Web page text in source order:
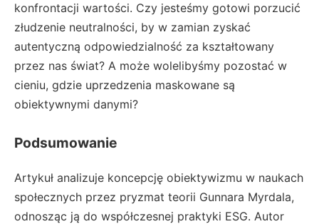
konfrontacji wartości. Czy jesteśmy gotowi porzucić
złudzenie neutralności, by w zamian zyskać
autentyczną odpowiedzialność za kształtowany
przez nas świat? A może wolelibyśmy pozostać w
cieniu, gdzie uprzedzenia maskowane są
obiektywnymi danymi?
Podsumowanie
Artykuł analizuje koncepcję obiektywizmu w naukach
społecznych przez pryzmat teorii Gunnara Myrdala,
odnosząc ją do współczesnej praktyki ESG. Autor